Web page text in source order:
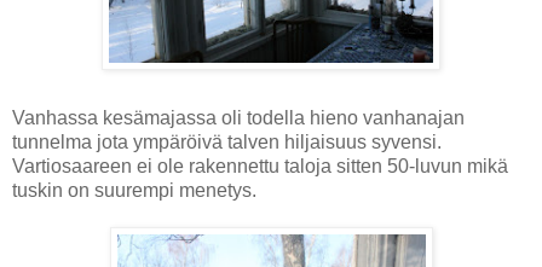
Vanhassa kesämajassa oli todella hieno vanhanajan
tunnelma jota ympäröivä talven hiljaisuus syvensi.
Vartiosaareen ei ole rakennettu taloja sitten 50-luvun mikä
tuskin on suurempi menetys.